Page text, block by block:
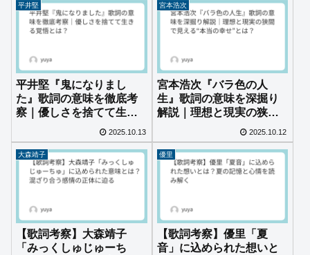
平井堅
平井堅『鬼になりまし
た』歌詞の意味を徹底考
察｜優しさを捨てて生き
2025.10.13
宮本浩次
宮本浩次『バラ色の人
生』歌詞の意味を深掘り
解説｜理想と現実の狭間
で見える“本当の幸せ”と
は？
2025.10.12
大森靖子
【歌詞考察】大森靖子
「みっくしゅじゅーち
優里
【歌詞考察】優里「夏
音」に込められた想いと